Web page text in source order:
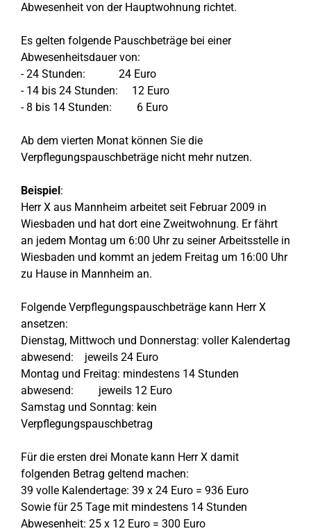
Abwesenheit von der Hauptwohnung richtet.
Es gelten folgende Pauschbeträge bei einer
Abwesenheitsdauer von:
- 24 Stunden: 24 Euro
- 14 bis 24 Stunden: 12 Euro
- 8 bis 14 Stunden: 6 Euro
Ab dem vierten Monat können Sie die
Verpflegungspauschbeträge nicht mehr nutzen.
Beispiel:
Herr X aus Mannheim arbeitet seit Februar 2009 in
Wiesbaden und hat dort eine Zweitwohnung. Er fährt
an jedem Montag um 6:00 Uhr zu seiner Arbeitsstelle in
Wiesbaden und kommt an jedem Freitag um 16:00 Uhr
zu Hause in Mannheim an.
Folgende Verpflegungspauschbeträge kann Herr X
ansetzen:
Dienstag, Mittwoch und Donnerstag: voller Kalendertag
abwesend: jeweils 24 Euro
Montag und Freitag: mindestens 14 Stunden
abwesend: jeweils 12 Euro
Samstag und Sonntag: kein
Verpflegungspauschbetrag
Für die ersten drei Monate kann Herr X damit
folgenden Betrag geltend machen:
39 volle Kalendertage: 39 x 24 Euro = 936 Euro
Sowie für 25 Tage mit mindestens 14 Stunden
Abwesenheit: 25 x 12 Euro = 300 Euro